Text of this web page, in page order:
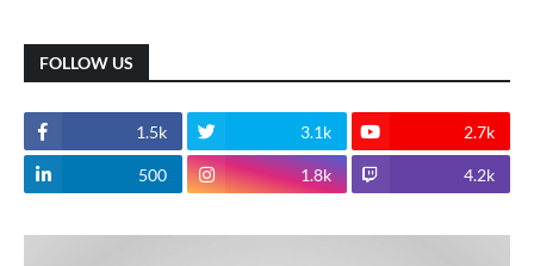
FOLLOW US
1.5k 3.1k 2.7k
500 1.8k 4.2k